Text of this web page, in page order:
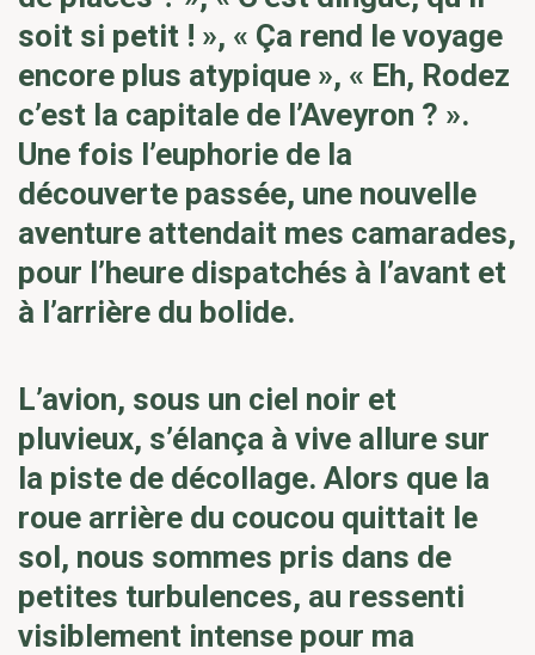
soit si petit ! », « Ça rend le voyage
encore plus atypique », « Eh, Rodez
c’est la capitale de l’Aveyron ? ».
Une fois l’euphorie de la
découverte passée, une nouvelle
aventure attendait mes camarades,
pour l’heure dispatchés à l’avant et
à l’arrière du bolide.
L’avion, sous un ciel noir et
pluvieux, s’élança à vive allure sur
la piste de décollage. Alors que la
roue arrière du coucou quittait le
sol, nous sommes pris dans de
petites turbulences, au ressenti
visiblement intense pour ma